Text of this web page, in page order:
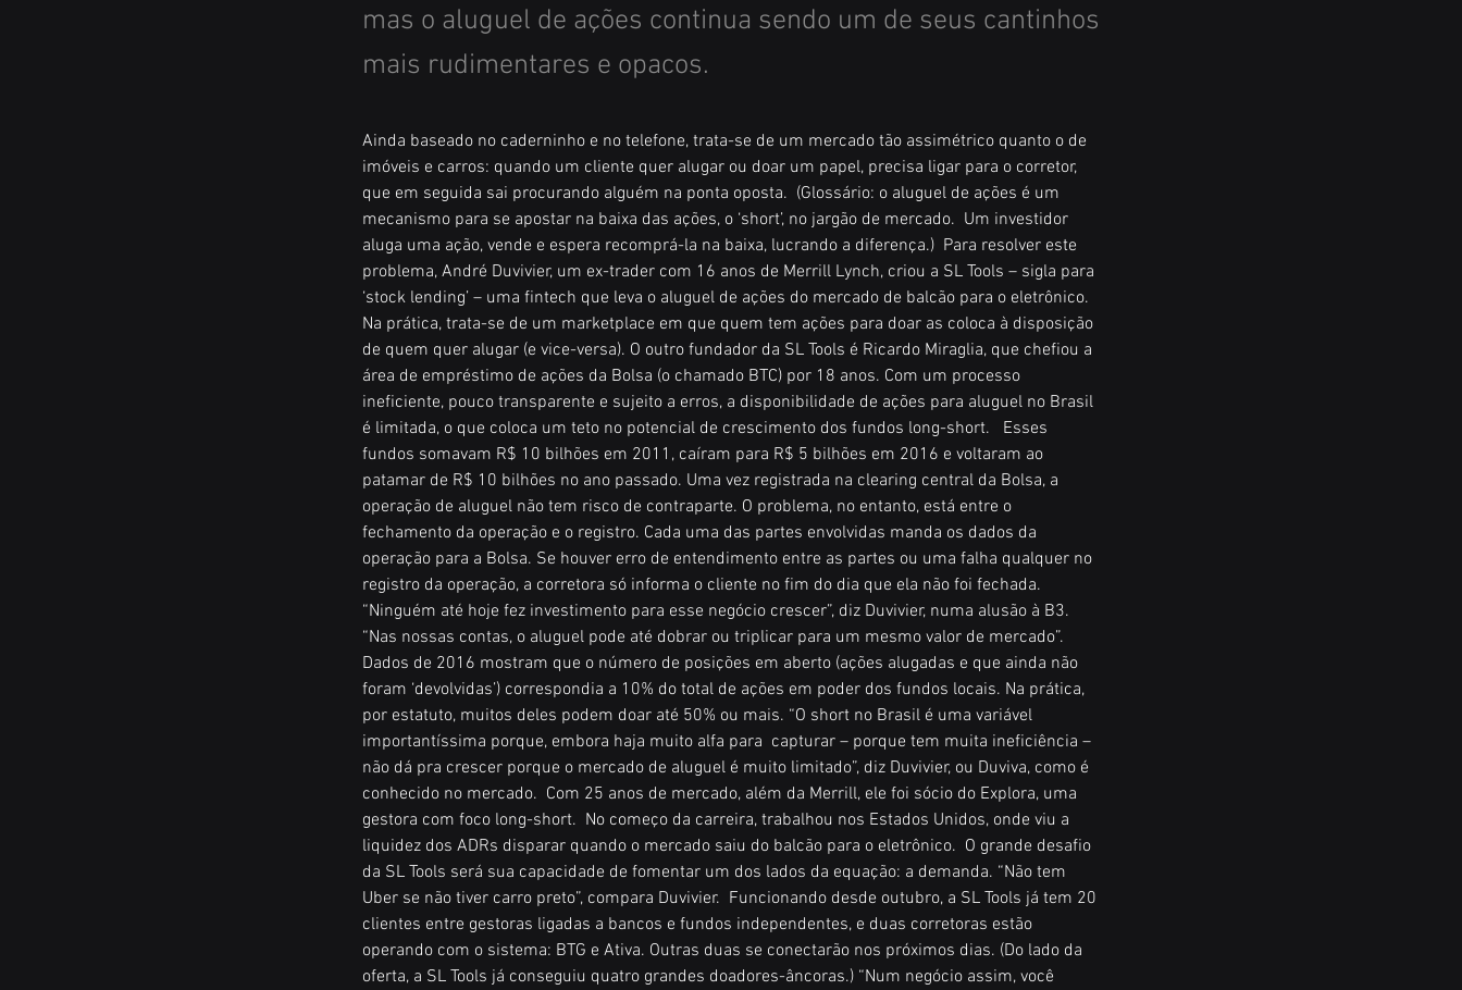
mas o aluguel de ações continua sendo um de seus cantinhos
mais rudimentares e opacos.
Ainda baseado no caderninho e no telefone, trata-se de um mercado tão assimétrico quanto o de
imóveis e carros: quando um cliente quer alugar ou doar um papel, precisa ligar para o corretor,
que em seguida sai procurando alguém na ponta oposta.  (Glossário: o aluguel de ações é um
mecanismo para se apostar na baixa das ações, o ‘short’, no jargão de mercado.  Um investidor
aluga uma ação, vende e espera recomprá-la na baixa, lucrando a diferença.)  Para resolver este
problema, André Duvivier, um ex-trader com 16 anos de Merrill Lynch, criou a SL Tools – sigla para
‘stock lending’ – uma fintech que leva o aluguel de ações do mercado de balcão para o eletrônico.
Na prática, trata-se de um marketplace em que quem tem ações para doar as coloca à disposição
de quem quer alugar (e vice-versa). O outro fundador da SL Tools é Ricardo Miraglia, que chefiou a
área de empréstimo de ações da Bolsa (o chamado BTC) por 18 anos. Com um processo
ineficiente, pouco transparente e sujeito a erros, a disponibilidade de ações para aluguel no Brasil
é limitada, o que coloca um teto no potencial de crescimento dos fundos long-short.   Esses
fundos somavam R$ 10 bilhões em 2011, caíram para R$ 5 bilhões em 2016 e voltaram ao
patamar de R$ 10 bilhões no ano passado. Uma vez registrada na clearing central da Bolsa, a
operação de aluguel não tem risco de contraparte. O problema, no entanto, está entre o
fechamento da operação e o registro. Cada uma das partes envolvidas manda os dados da
operação para a Bolsa. Se houver erro de entendimento entre as partes ou uma falha qualquer no
registro da operação, a corretora só informa o cliente no fim do dia que ela não foi fechada.
“Ninguém até hoje fez investimento para esse negócio crescer”, diz Duvivier, numa alusão à B3.
“Nas nossas contas, o aluguel pode até dobrar ou triplicar para um mesmo valor de mercado”.
Dados de 2016 mostram que o número de posições em aberto (ações alugadas e que ainda não
foram ‘devolvidas’) correspondia a 10% do total de ações em poder dos fundos locais. Na prática,
por estatuto, muitos deles podem doar até 50% ou mais. “O short no Brasil é uma variável
importantíssima porque, embora haja muito alfa para  capturar – porque tem muita ineficiência –
não dá pra crescer porque o mercado de aluguel é muito limitado”, diz Duvivier, ou Duviva, como é
conhecido no mercado.  Com 25 anos de mercado, além da Merrill, ele foi sócio do Explora, uma
gestora com foco long-short.  No começo da carreira, trabalhou nos Estados Unidos, onde viu a
liquidez dos ADRs disparar quando o mercado saiu do balcão para o eletrônico.  O grande desafio
da SL Tools será sua capacidade de fomentar um dos lados da equação: a demanda. “Não tem
Uber se não tiver carro preto”, compara Duvivier.  Funcionando desde outubro, a SL Tools já tem 20
clientes entre gestoras ligadas a bancos e fundos independentes, e duas corretoras estão
operando com o sistema: BTG e Ativa. Outras duas se conectarão nos próximos dias. (Do lado da
oferta, a SL Tools já conseguiu quatro grandes doadores-âncoras.) “Num negócio assim, você